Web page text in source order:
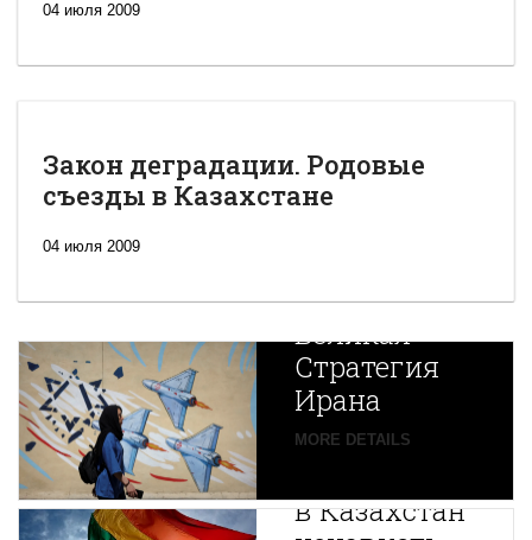
04 июля 2009
Закон деградации. Родовые
съезды в Казахстане
04 июля 2009
Новая
Великая
Стратегия
Ирана
MORE DETAILS
Путин
в Казахстан
Центральной